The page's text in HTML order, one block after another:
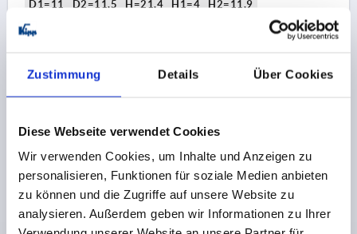
Zustimmung Details Über Cookies
Diese Webseite verwendet Cookies
Wir verwenden Cookies, um Inhalte und Anzeigen zu
personalisieren, Funktionen für soziale Medien anbieten
zu können und die Zugriffe auf unsere Website zu
analysieren. Außerdem geben wir Informationen zu Ihrer
D1=11
D2=11,5 H=21,4 H1=4
H2=11,9
GRIFFHÖHE=24
zzgl. Versandkosten
K0122 BL